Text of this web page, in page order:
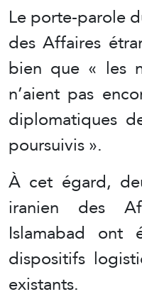
Le porte-parole
des Affaires
bien que « les
n’aient pas
diplomatiques
poursuivis ».
À cet égard,
iranien des
Islamabad ont
dispositifs
existants.